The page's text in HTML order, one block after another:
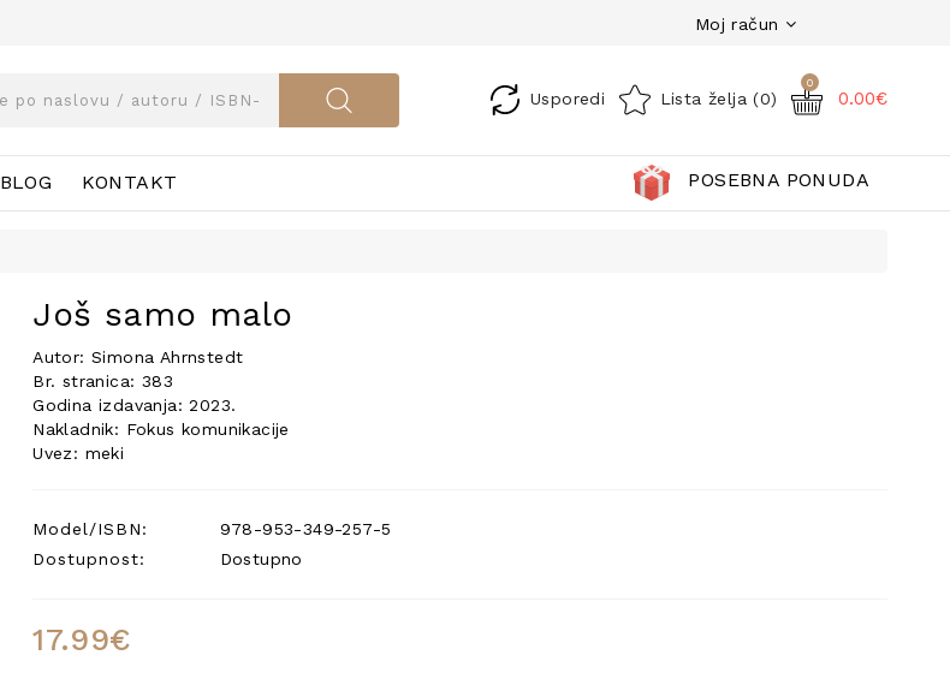
Moj račun
Usporedi Lista želja (0)
0
0.00€
BLOG KONTAKT POSEBNA PONUDA
Još samo malo
Autor: Simona Ahrnstedt
Br. stranica: 383
Godina izdavanja: 2023.
Nakladnik: Fokus komunikacije
Uvez: meki
Model/ISBN:
978-953-349-257-5
Dostupnost:
Dostupno
17.99€